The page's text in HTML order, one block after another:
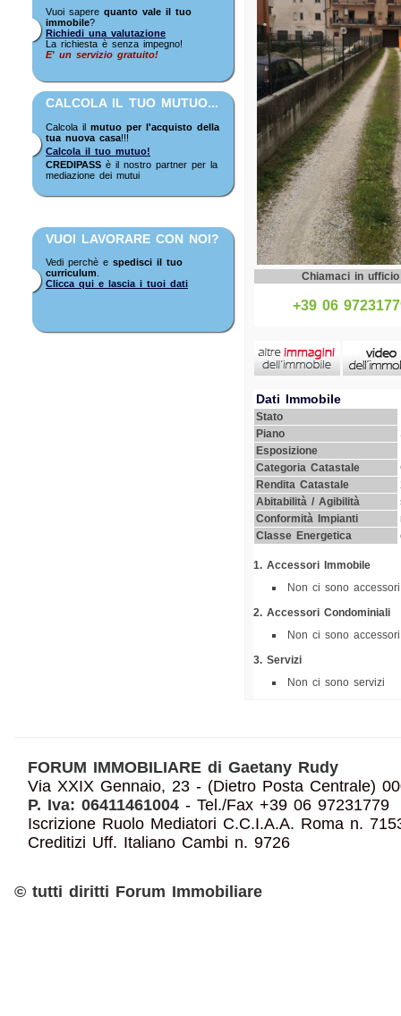
Vuoi sapere quanto vale il tuo
immobile?
Richiedi una valutazione
La richiesta è senza impegno!
E' un servizio gratuito!
CALCOLA IL TUO MUTUO...
Calcola il mutuo per l'acquisto della
tua nuova casa!!!
Calcola il tuo mutuo!
CREDIPASS è il nostro partner per la
mediazione dei mutui
VUOI LAVORARE CON NOI?
Vedi perchè e spedisci il tuo
curriculum
Clicca qui e lascia i tuoi dati
Chiamaci in ufficio
+39 06
Dati Immobile
Stato
Piano
Esposizione
Categoria Catastale
Rendita Catastale
Abitabilità / Agibilità
Conformità Impianti
Classe Energetica
1. Accessori Immobile
Non ci sono
2. Accessori Condominiali
Non ci sono
3. Servizi
Non ci sono servizi
FORUM IMMOBILIARE di Gaetany Rudy
Via XXIX Gennaio, 23 - (Dietro Posta Centrale)
P. Iva: 06411461004 - Tel./Fax +39 06 97231779
Iscrizione Ruolo Mediatori C.C.I.A.A. Roma n.
Creditizi Uff. Italiano Cambi n. 9726
© tutti diritti Forum Immobiliare